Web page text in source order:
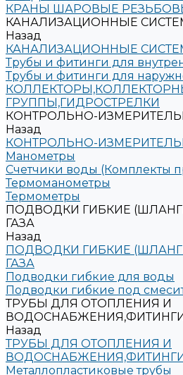
КРАНЫ ШАРОВЫЕ
КАНАЛИЗАЦИОННЫЕ
Назад
КАНАЛИЗАЦИОННЫЕ
Трубы и фитинги для
Трубы и фитинги для
ГРУППЫ,ГИДРОСТРЕЛКИ
КОНТРОЛЬНО-
Назад
КОНТРОЛЬНО-
Манометры
Счетчики воды (Комплекты
Термоманометры
Термометры
ПОДВОДКИ ГИБКИЕ
ГАЗА
Назад
ПОДВОДКИ ГИБКИЕ
ГАЗА
Подводки гибкие для воды
Подводки гибкие под
ТРУБЫ ДЛЯ ОТОПЛЕНИЯ И
Назад
ТРУБЫ ДЛЯ ОТОПЛЕНИЯ И
Металлопластиковые трубы